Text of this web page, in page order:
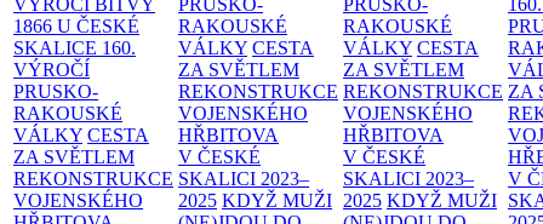
1866 U ČESKÉ
SKALICE 160.
VÝROČÍ
PRUSKO-
RAKOUSKÉ
VÁLKY CESTA
ZA SVĚTLEM
REKONSTRUKCE
VOJENSKÉHO
RAKOUSKÉ
VÁLKY CESTA
ZA SVĚTLEM
REKONSTRUKCE
VOJENSKÉHO
HŘBITOVA
V ČESKÉ
SKALICI 2023–
2025 KDYŽ MUŽI
RAKOUSKÉ
VÁLKY CESTA
ZA SVĚTLEM
REKONSTRUKCE
VOJENSKÉHO
HŘBITOVA
V ČESKÉ
SKALICI 2023–
2025 KDYŽ MUŽI
ZA
V